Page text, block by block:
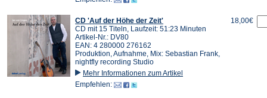
CD 'Auf der Höhe der Zeit'
CD mit 15 Titeln, Laufzeit: 51:23 Minuten
Artikel-Nr.: DV80
EAN: 4 280000 276162
Produktion, Aufnahme, Mix: Sebastian Frank,
nightfly recording Studio
Mehr Informationen zum Artikel
Empfehlen:
18,00€